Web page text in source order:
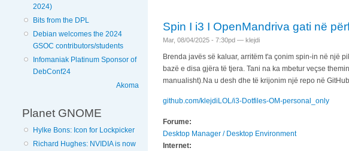
2024)
Bits from the DPL
Debian welcomes the 2024
GSOC contributors/students
Infomaniak Platinum Sponsor of
DebConf24
Akoma
Planet GNOME
Hylke Bons: Icon for Lockpicker
Richard Hughes: NVIDIA is now
Spin I i3 I OpenMandriva gati në
Mar, 08/04/2025 - 7:30pd — klejdi
Brenda javës së kaluar, arritëm t'a çonim spin-in në një
bazë e disa gjëra të tjera. Tani na ka mbetur veçse
manualisht).Na u desh dhe të krijonim një repo në
github.com/klejdiLOL/i3-Dotfiles-OM-personal_only
Forume:
Desktop Manager / Desktop Environment
Internet: